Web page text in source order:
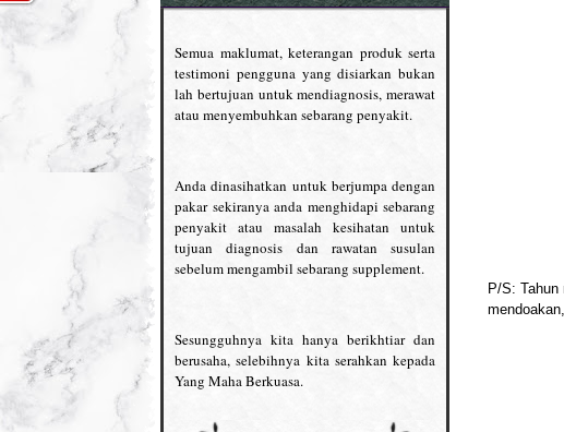
P/S:
Semua maklumat, keterangan produk serta
testimoni pengguna yang disiarkan bukan
lah bertujuan untuk mendiagnosis, merawat
atau menyembuhkan sebarang penyakit.
Anda dinasihatkan untuk berjumpa dengan
pakar sekiranya anda menghidapi sebarang
penyakit atau masalah kesihatan untuk
tujuan diagnosis dan rawatan susulan
sebelum mengambil sebarang supplement.
Sesungguhnya kita hanya berikhtiar dan
berusaha, selebihnya kita serahkan kepada
Yang Maha Berkuasa.